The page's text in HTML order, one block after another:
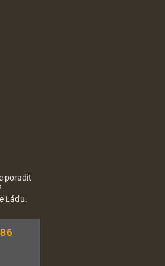
poradit
Láďu.